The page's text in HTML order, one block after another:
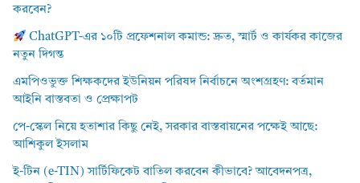
করবেন?
ChatGPT-এর ১০টি প্রফেশনাল কমান্ড: দ্রুত, স্মার্ট ও কার্যকর কাজের
নতুন দিগন্ত
এমপিওভুক্ত শিক্ষকদের ইউনিয়ন পরিষদ নির্বাচনে অংশগ্রহণ: বর্তমান
আইনি বাস্তবতা ও প্রেক্ষাপট
পে-স্কেল নিয়ে হতাশার কিছু নেই, সরকার বাস্তবায়নের পক্ষেই আছে:
আশিকুল ইসলাম
ই-টিন (e-TIN) সার্টিফিকেট বাতিল করবেন কীভাবে? আবেদনপত্র,